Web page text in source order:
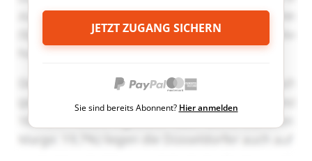
JETZT ZUGANG SICHERN
Sie sind bereits Abonnent? Hier anmelden